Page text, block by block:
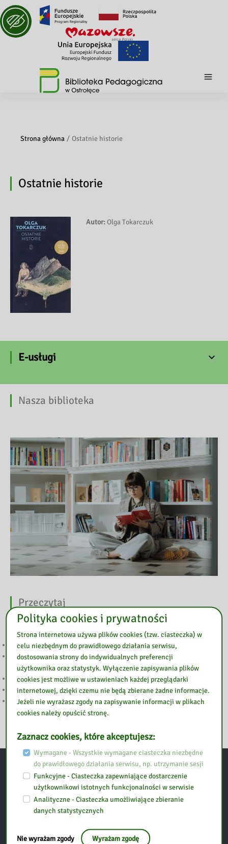
Strona główna Ostatnie historie
Ostatnie historie
Autor:Olga Tokarczuk
E-usługi
Nasza biblioteka
Przeczytaj
Warsztaty LEGO inspirowane książką
Biblioteka Pedagogiczna na I Targach Edukacji i Pracy w Makowie
Mazowieckim
Tydzień Czytania Dzieciom
Tydzień Czytania Dzieciom
Szkolenie „Sztuczna inteligencja w pracy nauczyciela”
Kontakt
Biblioteka Pedagogiczna w Ostrołęce Filia w Makowie
Polityka cookies i prywatności
Strona internetowa używa plików cookies (tzw. ciasteczka) w
celu niezbędnym do prawidłowego działania serwisu,
dostosowania strony do indywidualnych preferencji
użytkownika oraz statystyk. Wyłączenie zapisywania plików
cookies jest możliwe w ustawieniach każdej przeglądarki
internetowej, dzięki czemu nie będą zbierane żadne informacje.
Jeżeli nie wyrażasz zgody na zapisywanie informacji w plikach
cookies należy opuścić stronę.
Zaznacz cookies, które akceptujesz:
Wymagane - Wszystkie wymagane ciasteczka niezbędne
do prawidłowego działania serwisu, np. utrzymanie sesji
Funkcyjne - Ciasteczka zapewniające dostarczenie
użytkownikowi istotnych funkcjonalności w serwisie
Analityczne - Ciasteczka umożliwiające zbieranie
danych statystycznych
Nie wyrażam zgody Wyrażam zgodę